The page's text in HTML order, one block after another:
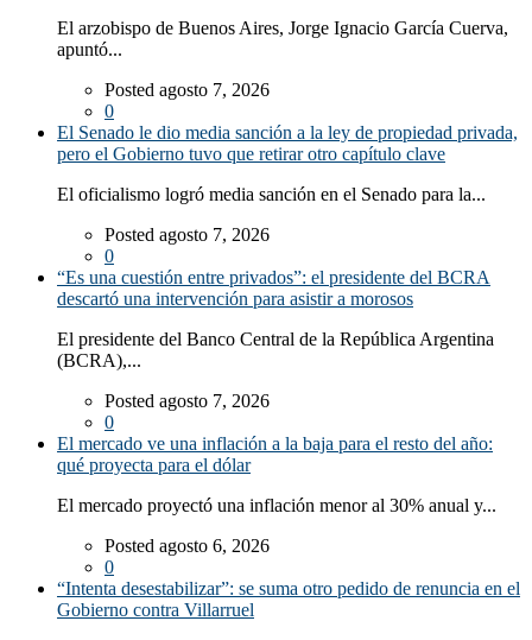
El arzobispo de Buenos Aires, Jorge Ignacio García Cuerva,
apuntó...
Posted agosto 7, 2026
0
El Senado le dio media sanción a la ley de propiedad privada,
pero el Gobierno tuvo que retirar otro capítulo clave
El oficialismo logró media sanción en el Senado para la...
Posted agosto 7, 2026
0
“Es una cuestión entre privados”: el presidente del BCRA
descartó una intervención para asistir a morosos
El presidente del Banco Central de la República Argentina
(BCRA),...
Posted agosto 7, 2026
0
El mercado ve una inflación a la baja para el resto del año:
qué proyecta para el dólar
El mercado proyectó una inflación menor al 30% anual y...
Posted agosto 6, 2026
0
“Intenta desestabilizar”: se suma otro pedido de renuncia en el
Gobierno contra Villarruel